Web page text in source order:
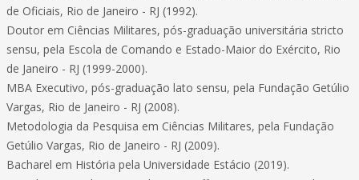
de Oficiais, Rio de Janeiro - RJ (1992).
Doutor em Ciências Militares, pós-graduação universitária stricto
sensu, pela Escola de Comando e Estado-Maior do Exército, Rio
de Janeiro - RJ (1999-2000).
MBA Executivo, pós-graduação lato sensu, pela Fundação Getúlio
Vargas, Rio de Janeiro - RJ (2008).
Metodologia da Pesquisa em Ciências Militares, pela Fundação
Getúlio Vargas, Rio de Janeiro - RJ (2009).
Bacharel em História pela Universidade Estácio (2019).